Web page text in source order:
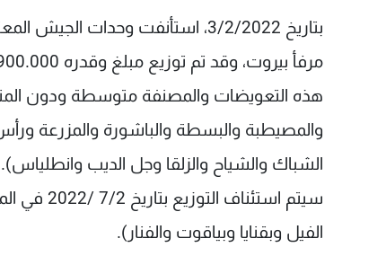
بتاريخ 3/2/2022، استأنفت وحدات
والمصيطبة والبسطة والباشورة والمزرعة
الشباك والشياح والزلقا وجل الديب وانطلياس).
سيتم
الفيل وبقنايا وبياقوت والفنار).